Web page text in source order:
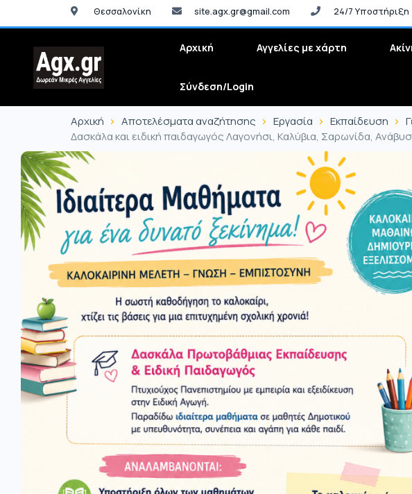
Θεσσαλονίκη site.agx.gr@gmail.com 24/7
Αρχική Αγγελίες με χάρτη
Σύνδεση/Login
Αρχική Αποτελέσματα αναζήτησης Εργασία Εκπαίδευση
Δασκάλα και ειδική παιδαγωγός Λαγονήσι, Καλύβια, Σαρωνίδα,